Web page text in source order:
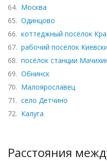
64. Москва
65. Одинцово
66. коттеджный посёлок
67. рабочий посёлок
68. посёлок станции
69. Обнинск
70. Малоярославец
71. село Детчино
72. Калуга
Расстояния